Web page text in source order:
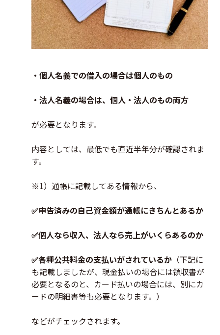
・個人名義での借入の場合は個人のもの
・法人名義の場合は、個人・法人のもの両方
が必要となります。
内容としては、最低でも直近半年分が確認されま
す。
※1）通帳に記載してある情報から、
✅申告済みの自己資金額が通帳にきちんとあるか
✅個人なら収入、法人なら売上がいくらあるのか
✅各種公共料金の支払いがされているか （下記に
も記載しましたが、現金払いの場合には領収書が
必要となるのと、カード払いの場合には、別にカ
ードの明細書等も必要となります。）
などがチェックされます。